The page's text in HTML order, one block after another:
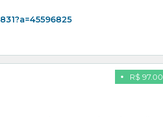
R$ 97.00